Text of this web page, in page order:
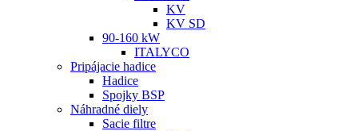
KV
KV SD
90-160 kW
ITALYCO
Pripájacie hadice
Hadice
Spojky BSP
Náhradné diely
Sacie filtre